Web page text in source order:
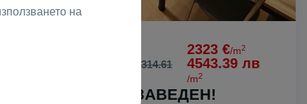
278314.61
2323 €/m2
4543.39 лв
/m2
ДВУСТАЕН ОБЗАВЕДЕН!
на